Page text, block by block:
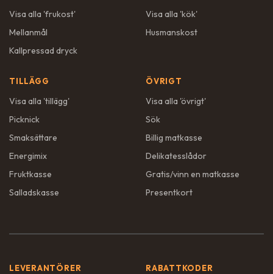
Visa alla 'frukost'
Mellanmål
Kallpressad dryck
Visa alla 'kök'
Husmanskost
TILLÄGG
Visa alla 'tillägg'
Picknick
Smaksättare
Energimix
Fruktkasse
Salladskasse
ÖVRIGT
Visa alla 'övrigt'
Sök
Billig matkasse
Delikatesslådor
Gratis/vinn en matkasse
Presentkort
LEVERANTÖRER RABATTKODER